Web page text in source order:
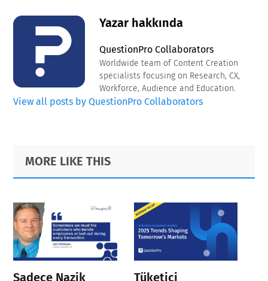
Yazar hakkında
QuestionPro Collaborators
Worldwide team of Content Creation
specialists focusing on Research, CX,
Workforce, Audience and Education.
View all posts by QuestionPro Collaborators
Primary
Sidebar
Footer
MORE LIKE THIS
Sadece Nazik
Tüketici